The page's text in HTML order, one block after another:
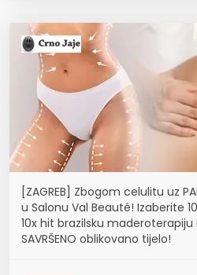
[ZAGREB] Zbogom celulitu uz
u Salonu Val Beauté! Izaberite
10x hit brazilsku
SAVRŠENO oblikovano tijelo!